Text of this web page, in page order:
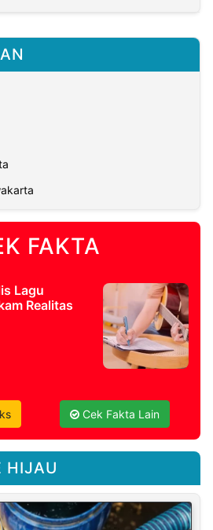
FAKTA
Lagu
Realitas
Cek Fakta Lain
HIJAU